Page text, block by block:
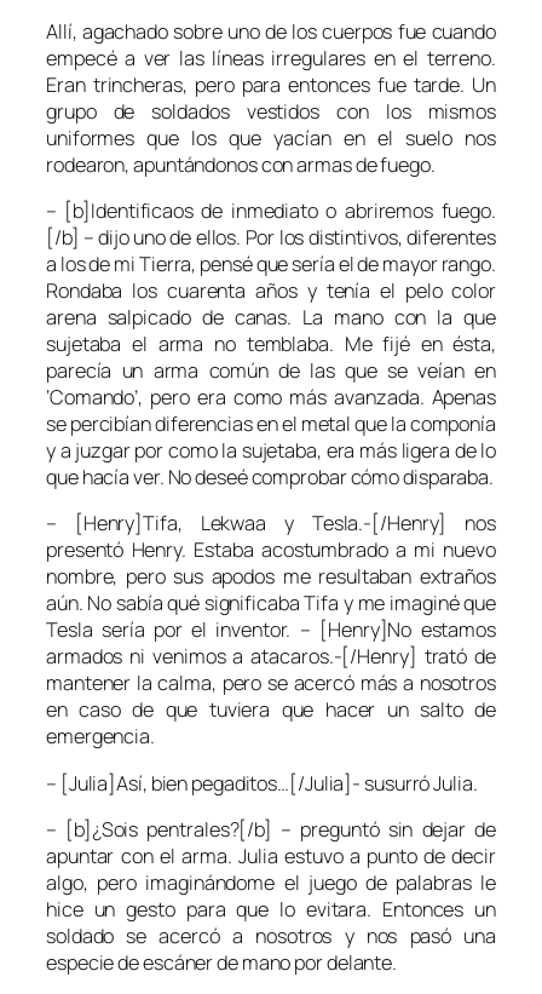
Allí, agachado sobre uno de los cuerpos fue cuando
empecé a ver las líneas irregulares en el terreno.
Eran trincheras, pero para entonces fue tarde. Un
grupo de soldados vestidos con los mismos
uniformes que los que yacían en el suelo nos
rodearon, apuntándonos con armas de fuego.
– [b]Identificaos de inmediato o abriremos fuego.
[/b] – dijo uno de ellos. Por los distintivos, diferentes
a los de mi Tierra, pensé que sería el de mayor rango.
Rondaba los cuarenta años y tenía el pelo color
arena salpicado de canas. La mano con la que
sujetaba el arma no temblaba. Me fijé en ésta,
parecía un arma común de las que se veían en
‘Comando’, pero era como más avanzada. Apenas
se percibían diferencias en el metal que la componía
y a juzgar por como la sujetaba, era más ligera de lo
que hacía ver. No deseé comprobar cómo disparaba.
– [Henry]Tifa, Lekwaa y Tesla.-[/Henry] nos
presentó Henry. Estaba acostumbrado a mi nuevo
nombre, pero sus apodos me resultaban extraños
aún. No sabía qué significaba Tifa y me imaginé que
Tesla sería por el inventor. – [Henry]No estamos
armados ni venimos a atacaros.-[/Henry] trató de
mantener la calma, pero se acercó más a nosotros
en caso de que tuviera que hacer un salto de
emergencia.
– [Julia]Así, bien pegaditos…[/Julia]- susurró Julia.
– [b]¿Sois pentrales?[/b] – preguntó sin dejar de
apuntar con el arma. Julia estuvo a punto de decir
algo, pero imaginándome el juego de palabras le
hice un gesto para que lo evitara. Entonces un
soldado se acercó a nosotros y nos pasó una
especie de escáner de mano por delante.